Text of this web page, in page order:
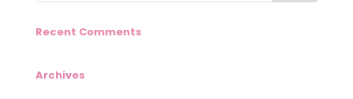
Recent Comments
Archives